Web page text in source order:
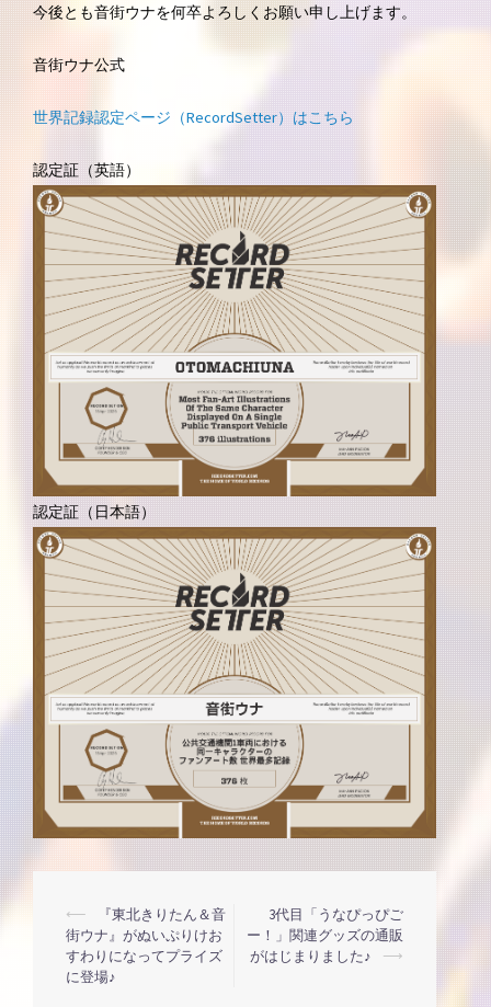
今後とも音街ウナを何卒よろしくお願い申し上げます。
音街ウナ公式
世界記録認定ページ（RecordSetter）はこちら
認定証（英語）
認定証（日本語）
投
稿
⟵
『東北きりたん＆音
街ウナ』がぬいぷりけお
すわりになってプライズ
に登場♪
3代目「うなぴっぴご
ー！」関連グッズの通販
がはじまりました♪
⟶